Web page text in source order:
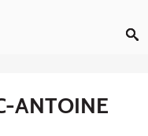
ANTOINE